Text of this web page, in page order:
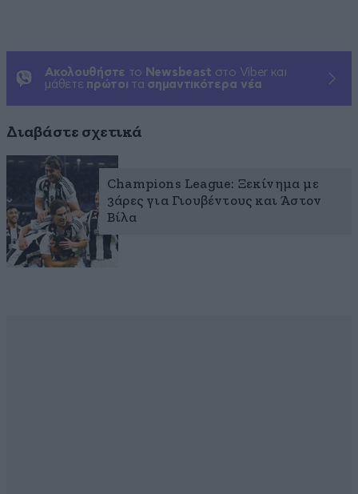
Ακολουθήστε το Newsbeast στο Viber και
μάθετε πρώτοι τα σημαντικότερα νέα
Διαβάστε σχετικά
Champions League: Ξεκίνημα με
3άρες για Γιουβέντους και Άστον
Βίλα